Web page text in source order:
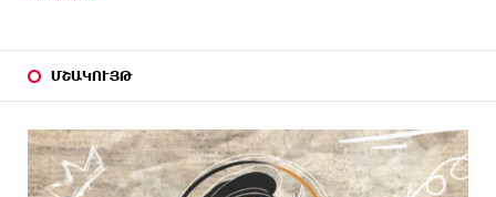
ՄՇԱԿՈՒՅԹ